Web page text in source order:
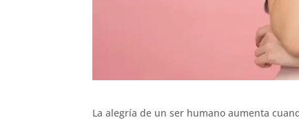
La alegría de un ser humano aumenta